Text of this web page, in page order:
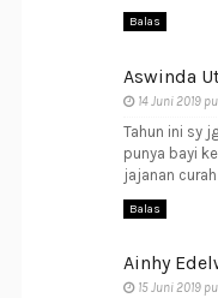
Balas
Aswinda
14 Juni 2019
Tahun ini sy
punya bayi
jajanan
Balas
Ainhy
15 Juni 2019